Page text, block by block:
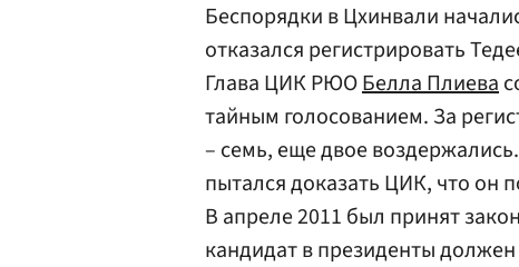
Беспорядки в Цхинвали
отказался регистрировать
Глава ЦИК РЮОБелла Плиева
тайным голосованием. За
– семь, еще двое
пытался доказать ЦИК, что он
В апреле 2011 был принят
кандидат в президенты